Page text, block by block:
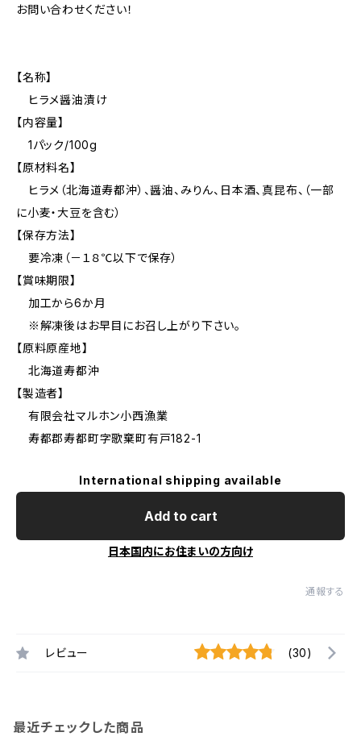
お問い合わせください！
【名称】
ヒラメ醤油漬け
【内容量】
1パック/100g
【原材料名】
ヒラメ（北海道寿都沖）、醤油、みりん、日本酒、真昆布、（一部
に小麦・大豆を含む）
【保存方法】
要冷凍（－１８℃以下で保存）
【賞味期限】
加工から6か月
※解凍後はお早目にお召し上がり下さい。
【原料原産地】
北海道寿都沖
【製造者】
有限会社マルホン小西漁業
寿都郡寿都町字歌棄町有戸182-1
International shipping available
Add to cart
日本国内にお住まいの方向け
通報する
レビュー (30)
最近チェックした商品